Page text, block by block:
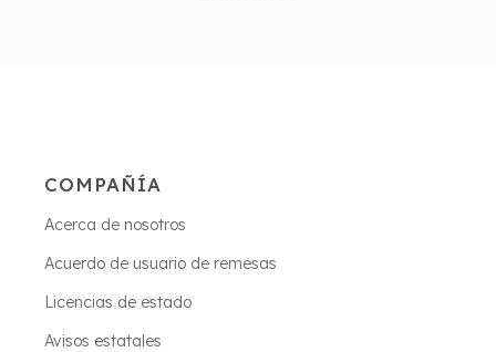
COMPAÑÍA
Acerca de nosotros
Acuerdo de usuario de remesas
Licencias de estado
Avisos estatales